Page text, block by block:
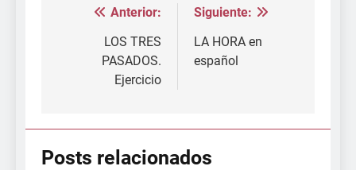
Navegación
entradas
Anterior:
LOS TRES
PASADOS.
Ejercicio
Siguiente:
LA HORA en
español
Posts relacionados